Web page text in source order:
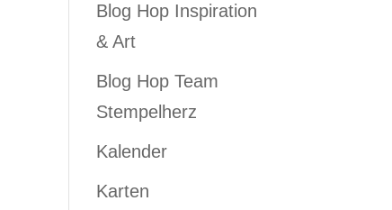
Blog Hop Inspiration
& Art
Blog Hop Team
Stempelherz
Kalender
Karten